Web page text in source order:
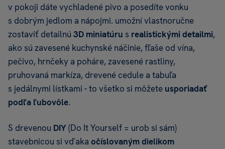
v pokoji dáte vychladené pivo a posedíte vonku
s dobrým jedlom a nápojmi. umožní vlastnoručne
zostaviť detailnú 3D miniatúru s realistickými detailmi,
ako sú zavesené kuchynské náčinie, fľaše od vína,
pečivo, hrnčeky a poháre, zavesené rastliny,
pruhovaná markíza, drevené cedule a tabuľa
s jedálnymi lístkami - to všetko si môžete usporiadať
podľa ľubovôle.
S drevenou DIY(Do It Yourself = urob si sám)
stavebnicou si vďaka očíslovaným dielikom